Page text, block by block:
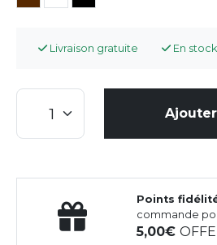
Livraison gratuite En
Points
commande
5,00